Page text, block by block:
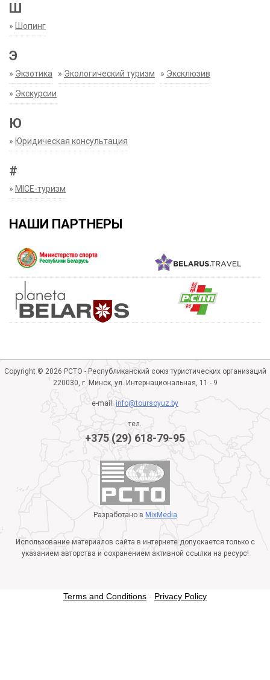
Ш
» Шопинг
Э
» Экзотика » Экологический туризм » Эксклюзив
» Экскурсии
Ю
» Юридическая консультация
#
» MICE-туризм
НАШИ ПАРТНЕРЫ
Copyright © 2026 РСТО - Республиканский союз туристических организаций
220030, г. Минск, ул. Интернациональная, 11 - 9
e-mail:info@toursoyuz.by
тел.
+375 (29) 618-79-95
Разработано в MixMedia
Использование материалов сайта в интернете допускается только с
указанием авторства и сохранением активной ссылки на ресурс!
Terms and Conditions - Privacy Policy